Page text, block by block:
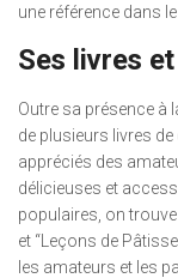
une référence dans
Ses livres
Outre sa présence à
de plusieurs livres
appréciés des
délicieuses et
populaires, on trouve
et “Leçons de
les amateurs et les